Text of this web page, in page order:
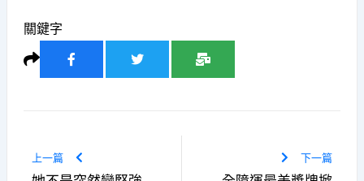
關鍵字
上一篇 下一篇